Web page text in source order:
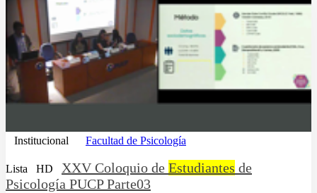
Institucional Facultad de Psicología
Lista HD XXV Coloquio de Estudiantes de
Psicología PUCP Parte03